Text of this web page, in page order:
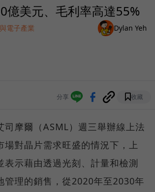
億美元、毛利率高達55%
電子產業 Dylan Yeh
分享 收藏
司摩爾（ASML）週三舉辦線上法
場對晶片需求旺盛的情況下，上
表示藉由透過光刻、計量和檢測
管理的銷售，從2020年至2030年